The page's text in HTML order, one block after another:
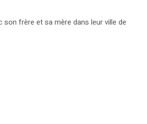
son frère et sa mère dans leur ville de